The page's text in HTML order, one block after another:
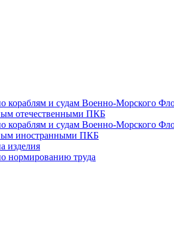
кораблям и судам Военно-Морского
отечественными ПКБ
кораблям и судам Военно-Морского
иностранными ПКБ
изделия
нормированию труда